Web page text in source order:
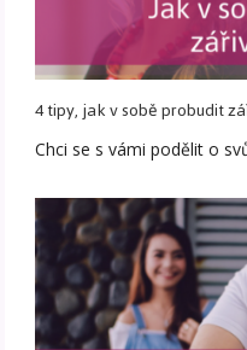
4 tipy, jak v sobě probudit
Chci se s vámi podělit o